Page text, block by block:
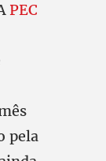
PEC
pela